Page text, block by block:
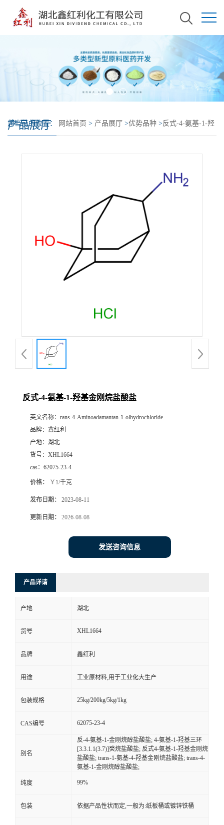
产品展厅
您当前的位置： 网站首页 > 产品展厅 >优势品种 >反式-4-氨基-1-羟
反式-4-氨基-1-羟基金刚烷盐酸盐
英文名称： rans-4-Aminoadamantan-1-olhydrochloride
品牌： 鑫红利
产地： 湖北
货号： XHL1664
cas： 62075-23-4
价格： ￥1/千克
发布日期： 2023-08-11
更新日期： 2026-08-08
发送咨询信息
产品详请
产地 湖北
货号 XHL1664
品牌 鑫红利
用途 工业原材料,用于工业化大生产
包装规格 25kg/200kg/5kg/1kg
CAS编号 62075-23-4
别名
反-4-氨基-1-金刚烷醇盐酸盐; 4-氨基-1-羟基三环
[3.3.1.1(3.7)]癸烷盐酸盐; 反式4-氨基-1-羟基金刚烷
盐酸盐; trans-1-氨基-4-羟基金刚烷盐酸盐; trans-4-
氨基-1-金刚烷醇盐酸盐;
纯度 99%
包装 依据产品性状而定,一般为:纸板桶或镀锌铁桶